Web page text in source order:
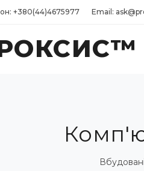
+380(44)4675977 Email: